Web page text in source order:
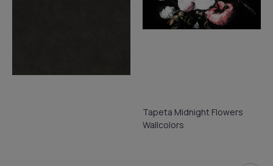
Tapeta Midnight Flowers
Wallcolors